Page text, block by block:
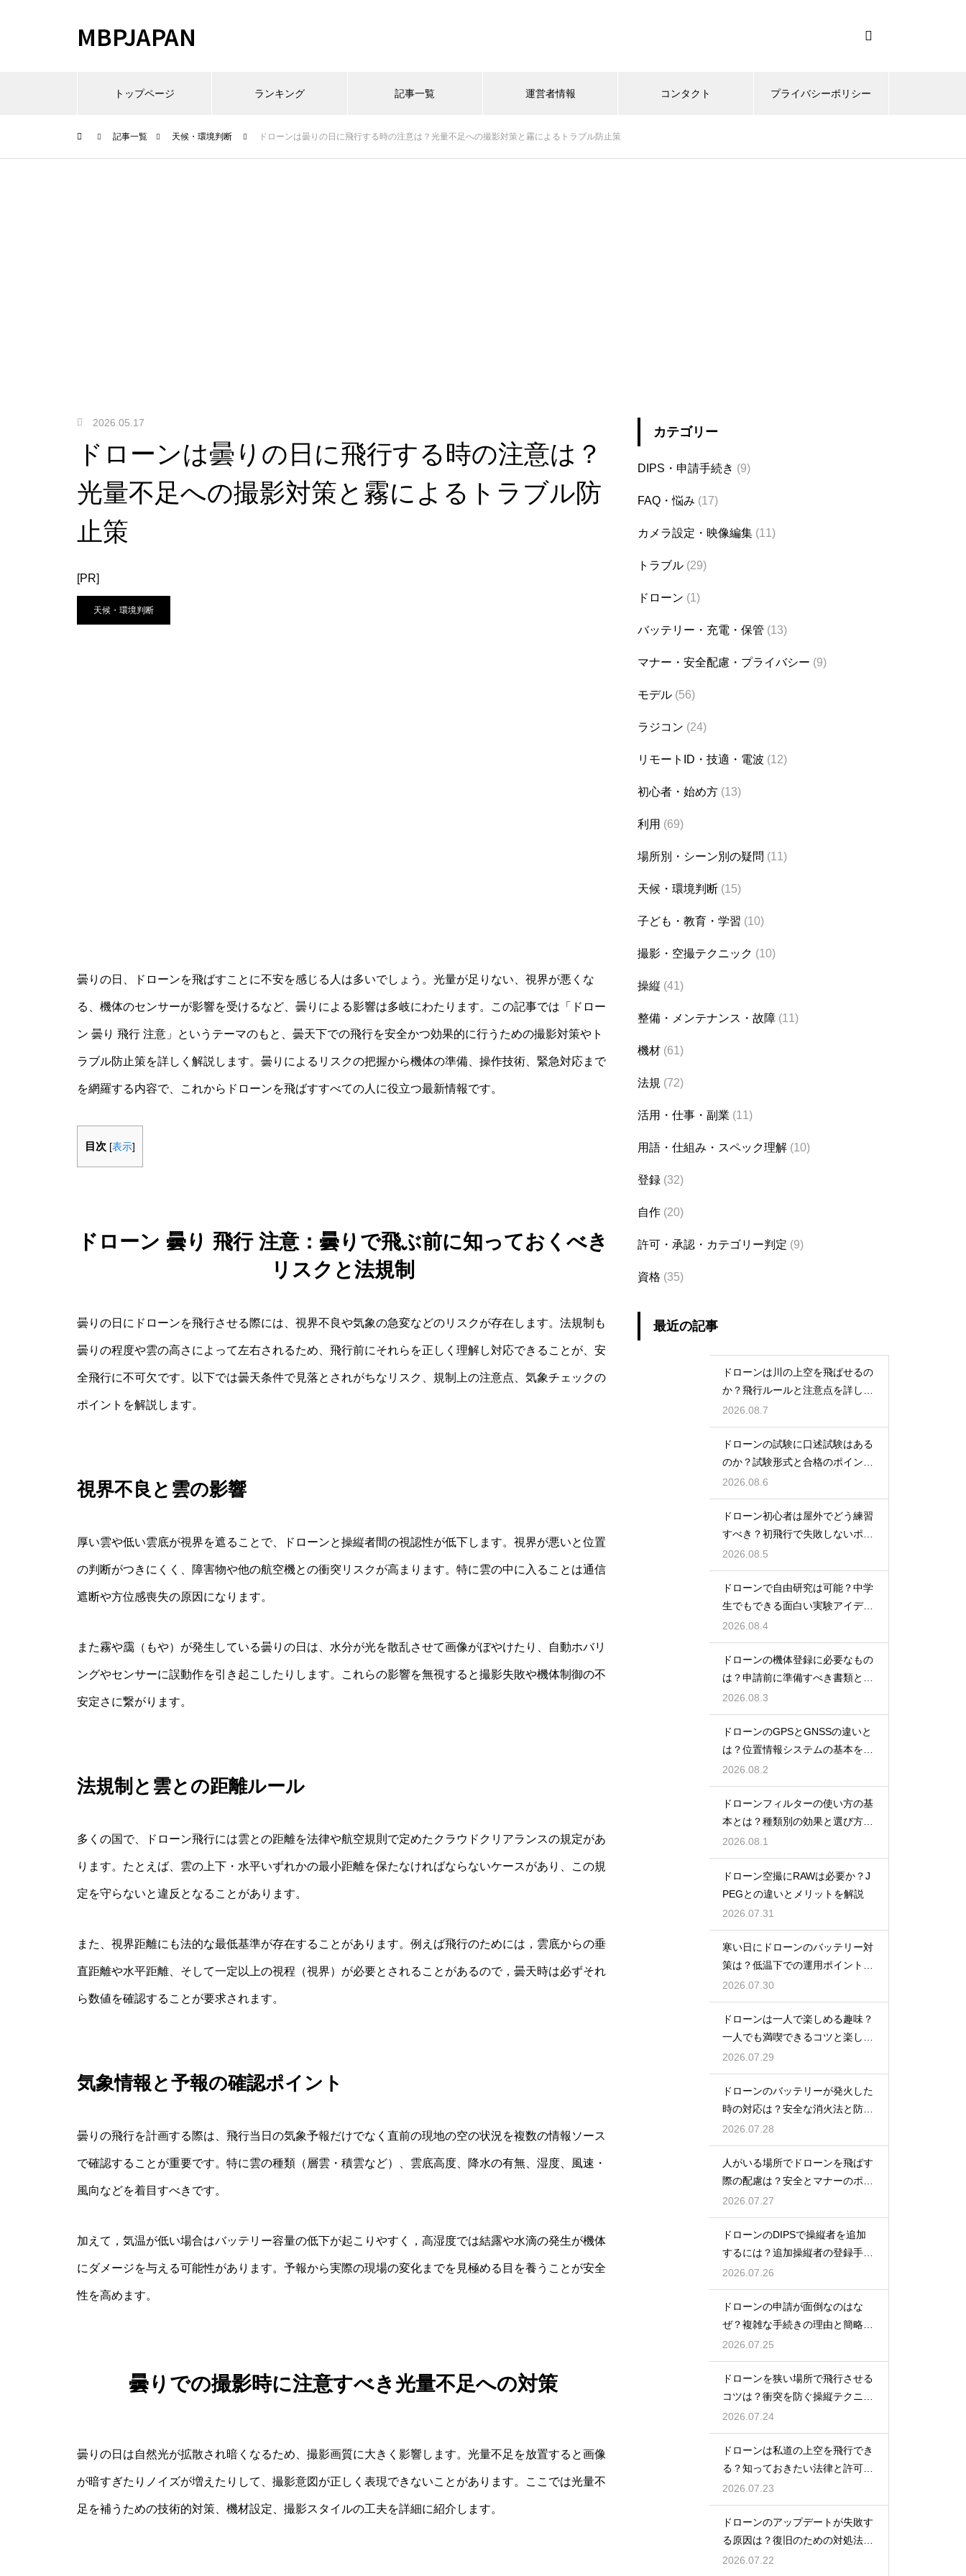
MBPJAPAN
トップページ ランキング 記事一覧 運営者情報 コンタクト プライバシーポリシー
記事一覧 天候・環境判断 ドローンは曇りの日に飛行する時の注意は？光量不足への撮影対策と霧によるトラブル防止策
2026.05.17
ドローンは曇りの日に飛行する時の注意は？
光量不足への撮影対策と霧によるトラブル防
止策
[PR]
天候・環境判断
曇りの日、ドローンを飛ばすことに不安を感じる人は多いでしょう。光量が足りない、視界が悪くな
る、機体のセンサーが影響を受けるなど、曇りによる影響は多岐にわたります。この記事では「ドロー
ン 曇り 飛行 注意」というテーマのもと、曇天下での飛行を安全かつ効果的に行うための撮影対策やト
ラブル防止策を詳しく解説します。曇りによるリスクの把握から機体の準備、操作技術、緊急対応まで
を網羅する内容で、これからドローンを飛ばすすべての人に役立つ最新情報です。
目次 [表示]
ドローン 曇り 飛行 注意：曇りで飛ぶ前に知っておくべき
リスクと法規制
曇りの日にドローンを飛行させる際には、視界不良や気象の急変などのリスクが存在します。法規制も
曇りの程度や雲の高さによって左右されるため、飛行前にそれらを正しく理解し対応できることが、安
全飛行に不可欠です。以下では曇天条件で見落とされがちなリスク、規制上の注意点、気象チェックの
ポイントを解説します。
視界不良と雲の影響
厚い雲や低い雲底が視界を遮ることで、ドローンと操縦者間の視認性が低下します。視界が悪いと位置
の判断がつきにくく、障害物や他の航空機との衝突リスクが高まります。特に雲の中に入ることは通信
遮断や方位感喪失の原因になります。
また霧や靄（もや）が発生している曇りの日は、水分が光を散乱させて画像がぼやけたり、自動ホバリ
ングやセンサーに誤動作を引き起こしたりします。これらの影響を無視すると撮影失敗や機体制御の不
安定さに繋がります。
法規制と雲との距離ルール
多くの国で、ドローン飛行には雲との距離を法律や航空規則で定めたクラウドクリアランスの規定があ
ります。たとえば、雲の上下・水平いずれかの最小距離を保たなければならないケースがあり、この規
定を守らないと違反となることがあります。
また、視界距離にも法的な最低基準が存在することがあります。例えば飛行のためには，雲底からの垂
直距離や水平距離、そして一定以上の視程（視界）が必要とされることがあるので，曇天時は必ずそれ
ら数値を確認することが要求されます。
気象情報と予報の確認ポイント
曇りの飛行を計画する際は、飛行当日の気象予報だけでなく直前の現地の空の状況を複数の情報ソース
で確認することが重要です。特に雲の種類（層雲・積雲など）、雲底高度、降水の有無、湿度、風速・
風向などを着目すべきです。
加えて，気温が低い場合はバッテリー容量の低下が起こりやすく，高湿度では結露や水滴の発生が機体
にダメージを与える可能性があります。予報から実際の現場の変化までを見極める目を養うことが安全
性を高めます。
曇りでの撮影時に注意すべき光量不足への対策
曇りの日は自然光が拡散され暗くなるため、撮影画質に大きく影響します。光量不足を放置すると画像
が暗すぎたりノイズが増えたりして、撮影意図が正しく表現できないことがあります。ここでは光量不
足を補うための技術的対策、機材設定、撮影スタイルの工夫を詳細に紹介します。
カテゴリー
DIPS・申請手続き (9)
FAQ・悩み (17)
カメラ設定・映像編集 (11)
トラブル (29)
ドローン (1)
バッテリー・充電・保管 (13)
マナー・安全配慮・プライバシー (9)
モデル (56)
ラジコン (24)
リモートID・技適・電波 (12)
初心者・始め方 (13)
利用 (69)
場所別・シーン別の疑問 (11)
天候・環境判断 (15)
子ども・教育・学習 (10)
撮影・空撮テクニック (10)
操縦 (41)
整備・メンテナンス・故障 (11)
機材 (61)
法規 (72)
活用・仕事・副業 (11)
用語・仕組み・スペック理解 (10)
登録 (32)
自作 (20)
許可・承認・カテゴリー判定 (9)
資格 (35)
最近の記事
ドローンは川の上空を飛ばせるの
か？飛行ルールと注意点を詳しく
解説
2026.08.7
ドローンの試験に口述試験はある
のか？試験形式と合格のポイント
を解説
2026.08.6
ドローン初心者は屋外でどう練習
すべき？初飛行で失敗しないポイ
ント
2026.08.5
ドローンで自由研究は可能？中学
生でもできる面白い実験アイデア
を紹介
2026.08.4
ドローンの機体登録に必要なもの
は？申請前に準備すべき書類と情
報
2026.08.3
ドローンのGPSとGNSSの違いと
は？位置情報システムの基本を解
説
2026.08.2
ドローンフィルターの使い方の基
本とは？種類別の効果と選び方を
解説
2026.08.1
ドローン空撮にRAWは必要か？J
PEGとの違いとメリットを解説
2026.07.31
寒い日にドローンのバッテリー対
策は？低温下での運用ポイントと
注意点
2026.07.30
ドローンは一人で楽しめる趣味？
一人でも満喫できるコツと楽しみ
方
2026.07.29
ドローンのバッテリーが発火した
時の対応は？安全な消火法と防止
策を解説
2026.07.28
人がいる場所でドローンを飛ばす
際の配慮は？安全とマナーのポイ
ント
2026.07.27
ドローンのDIPSで操縦者を追加
するには？追加操縦者の登録手順
を解説
2026.07.26
ドローンの申請が面倒なのはな
ぜ？複雑な手続きの理由と簡略化
の動向
2026.07.25
ドローンを狭い場所で飛行させる
コツは？衝突を防ぐ操縦テクニッ
クを解説
2026.07.24
ドローンは私道の上空を飛行でき
る？知っておきたい法律と許可の
ルール
2026.07.23
ドローンのアップデートが失敗す
る原因は？復旧のための対処法を
解説
2026.07.22